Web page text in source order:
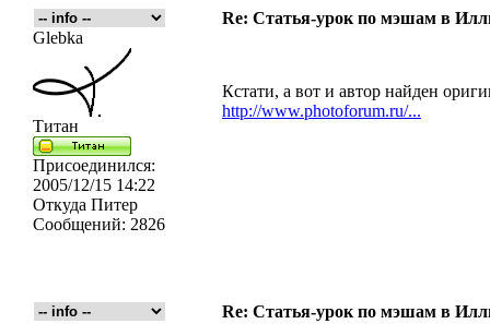
Re: Статья-урок по мэшам в
Glebka
Титан
Присоединился:
2005/12/15 14:22
Откуда Питер
Сообщений: 2826
Кстати, а вот и автор найден
http://www.photoforum.ru/...
Re: Статья-урок по мэшам в